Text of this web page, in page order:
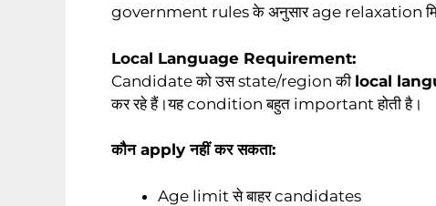
government rules के अनुसार age relaxation
Local Language Requirement:
Candidate को उस state/region की local
कर रहे हैं।यह condition बहुत important होती है।
कौन apply नहीं कर सकता:
Age limit से बाहर candidates